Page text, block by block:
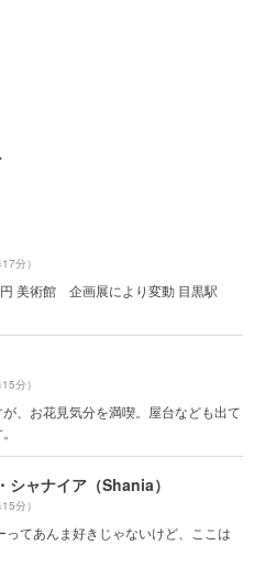
17分）
美術館 企画展により変動 目黒駅
15分）
、お花見気分を満喫。屋台なども出て
シャナイア（Shania）
15分）
ってあんま好きじゃないけど、ここは